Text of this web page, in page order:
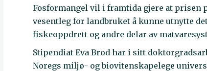
Fosformangel vil i framtida gjere at prisen
vesentleg for landbruket å kunne utnytte
fiskeoppdrett og andre delar av
Stipendiat Eva Brod har i sitt
Noregs miljø- og biovitenskapelege